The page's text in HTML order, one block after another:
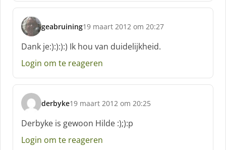
f
geabruining
s
c
h
r
e
f
:
19 maart 2012 om 20:27
Dank je:):):):) Ik hou van duidelijkheid.
Login om te reageren
derbyke
s
c
h
r
19 maart 2012 om 20:25
Derbyke is gewoon Hilde :);):p
Login om te reageren